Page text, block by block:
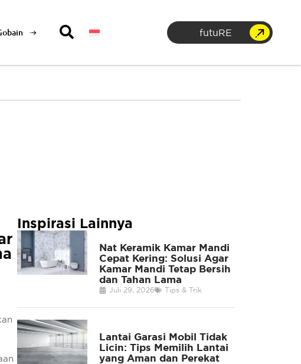
futuRE
Inspirasi Lainnya
Nat Keramik Kamar Mandi
Cepat Kering: Solusi Agar
Kamar Mandi Tetap Bersih
dan Tahan Lama
Juli 29, 2026 Tips & Trik
Lantai Garasi Mobil Tidak
Licin: Tips Memilih Lantai
yang Aman dan Perekat